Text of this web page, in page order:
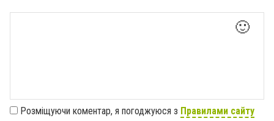
🙂
Розміщуючи коментар, я погоджуюся з Правилами сайту